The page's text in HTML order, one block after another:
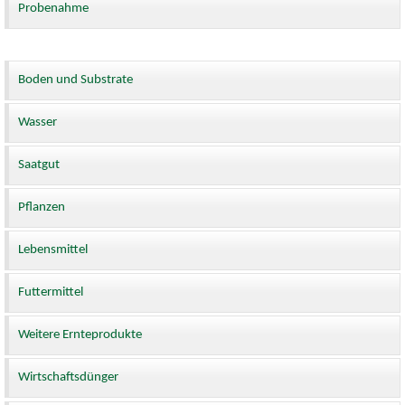
Probenahme
Boden und Substrate
Wasser
Saatgut
Pflanzen
Lebensmittel
Futtermittel
Weitere Ernteprodukte
Wirtschaftsdünger